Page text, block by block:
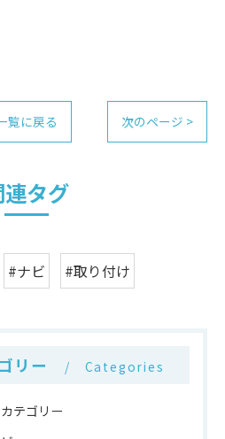
覧に戻る 次のページ >
連タグ
#ナビ #取り付け
リー Categories
テゴリー